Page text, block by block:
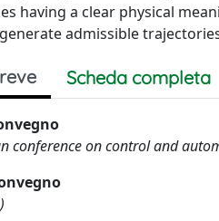
having a clear physical
admissible
Scheda completa
conference on control and